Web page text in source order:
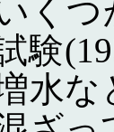
く
験
水